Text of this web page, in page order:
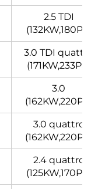
2.5 TDI
(132KW,180PS)
3.0 TDI
(171KW,233PS)
3.0
3.0 quattro
2.4 quattro
(125KW,170PS)